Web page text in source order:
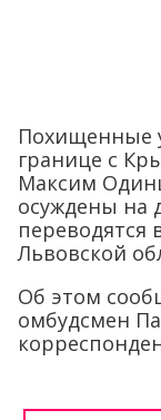
Похищенные
границе с
Максим
осуждены на
Львовской
Об этом
омбудсмен